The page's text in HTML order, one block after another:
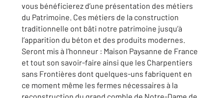
vous bénéficierez d’une présentation des métiers
du Patrimoine. Ces métiers de la construction
traditionnelle ont bâti notre patrimoine jusqu’à
l’apparition du béton et des produits modernes.
Seront mis à l’honneur : Maison Paysanne de France
et tout son savoir-faire ainsi que les Charpentiers
sans Frontières dont quelques-uns fabriquent en
ce moment même les fermes nécessaires à la
reconstruction du grand comble de Notre-Dame de